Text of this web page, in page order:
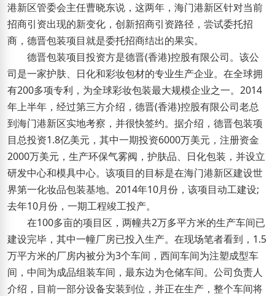
港新区管委会主任曹晓东说，这两年，海门港新区针对当前
招商引资出现的新变化，创新招商引资路径，尝试委托招
商，德晋包装项目就是委托招商结出的果实。
德晋包装项目投资方是德晋(香港)控股有限公司。该公
司是一家护肤、日化和彩妆包材的专业生产企业。在全球拥
有200多项专利，为全球彩妆包装最大规模企业之一。2014
年上半年，经过第三方介绍，德晋(香港)控股有限公司老总
到海门港新区实地考察，并很快签约。据介绍，德晋包装项
目总投资1.8亿美元，其中一期投资6000万美元，注册资金
2000万美元，生产环保气雾阀，护肤品、日化包装，并设立
研发中心和模具中心。该项目的目标是在海门港新区建设世
界第一化妆品包装基地。2014年10月份，该项目动工建设;
去年10月份，一期工程竣工投产。
在100多亩的项目区，两幢共2万多平方米的生产车间已
建设完毕，其中一幢厂房已投入生产。在现场笔者看到，1.5
万平方米的厂房内被分为3个车间，西间车间为注塑成型车
间，中间为成品组装车间，最东边为仓储车间。公司负责人
介绍，目前一部分设备安装到位，并正在生产，整个车间将